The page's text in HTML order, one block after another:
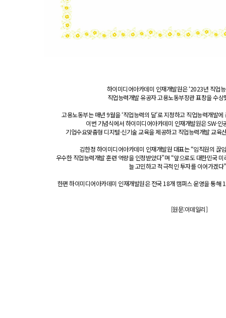
하이미디어아카데미 인재개발원은 ‘2023년 직업
직업능력개발 유공자 고용노동부장관 표창을 수
고용노동부는 매년 9월을 ‘직업능력의 달’로 지정하고 직업능력개발
이번 기념식에서 하이미디어아카데미 인재개발원은 SW·인
기업수요맞춤형 디지털·신기술 교육을 제공하고 직업능력개발 교육
김한정 하이미디어아카데미 인재개발원 대표는 “임직원의 끊
우수한 직업능력개발 훈련 역량을 인정받았다”며 “앞으로도 대한민국
늘 고민하고 적극적인 투자를 이어가겠다
한편 하이미디어아카데미 인재개발원은 전국 18개 캠퍼스 운영을 통해
[원문:이데일리]